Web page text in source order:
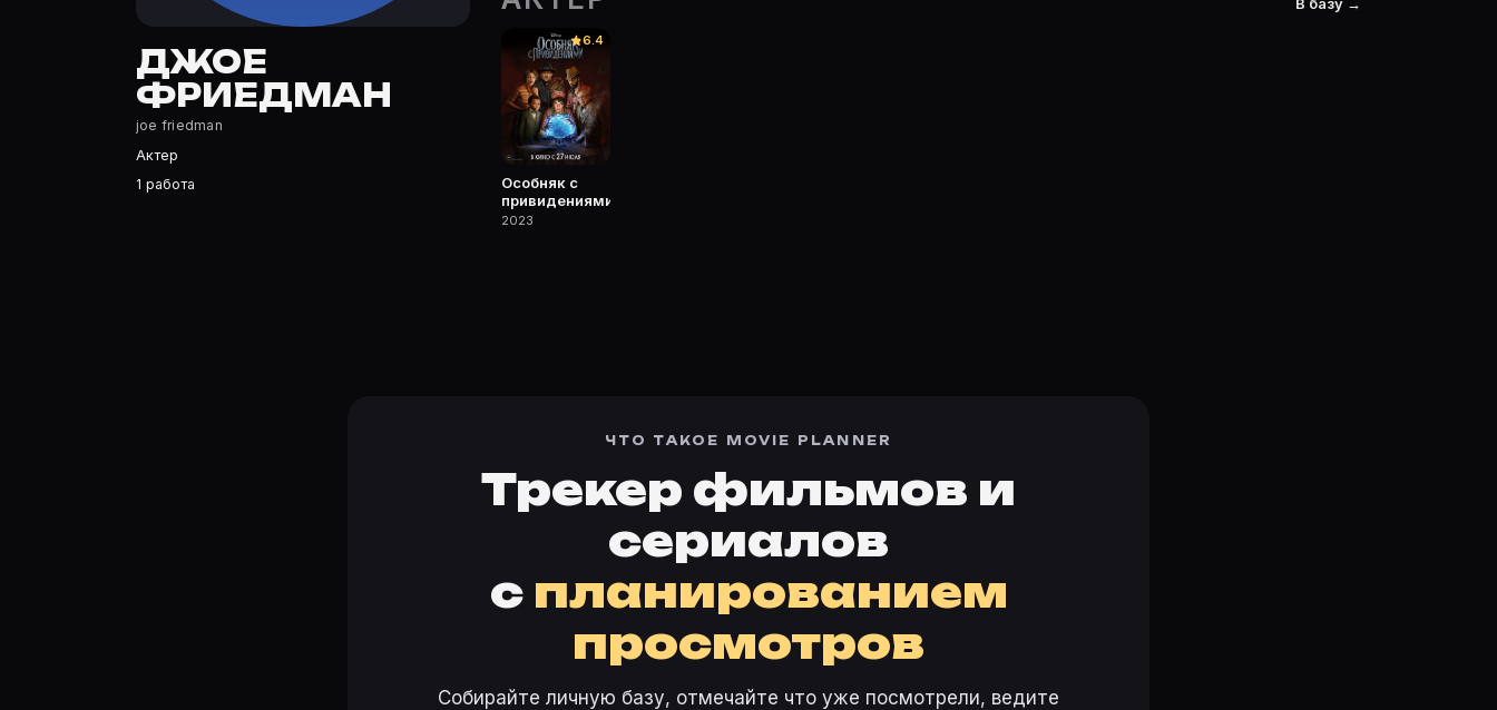
Джое Фриедман — Актер. Биография и роли на карточке Movie Planner.
Где открыть фильмографию Джое Фриедман?
На Movie Planner: https://movie-planner.ru/s/7174670 — фильмы, сериалы, роли и фото.
ДЖОЕ
ФРИЕДМАН
joe friedman
Актер
1 работа
6.4
Особняк с
привидениями
2023
ЧТО ТАКОЕ MOVIE PLANNER
Трекер фильмов и
сериалов
с планированием
просмотров
Собирайте личную базу, отмечайте что уже посмотрели, ведите